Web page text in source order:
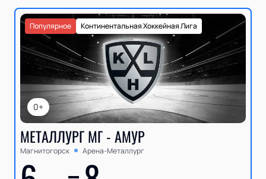
0+
Континентальная Хоккейная Лига
Популярное
МЕТАЛЛУРГ МГ - АМУР
Магнитогорск Арена-Металлург